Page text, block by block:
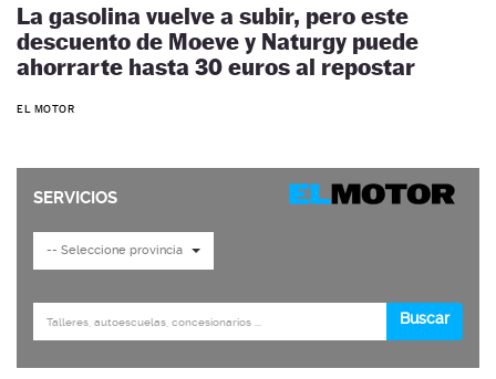
La gasolina vuelve a subir, pero este
descuento de Moeve y Naturgy puede
ahorrarte hasta 30 euros al repostar
EL MOTOR